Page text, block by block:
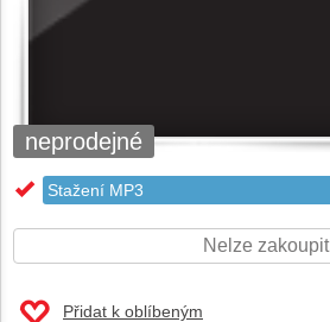
neprodejné
Stažení MP3
Nelze zakoupit
Přidat k oblíbeným